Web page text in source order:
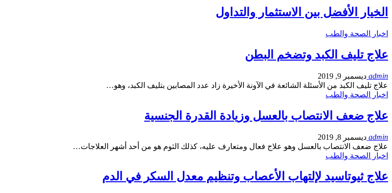
الخيار الأفضل بين الاستثمار والتداول
اخبار الصحة والطب
علاج تليف الكبد وتضخم البطن
admin ديسمبر 9, 2019
علاج تليف الكبد من الأسئلة الشائعة في الآونة الأخيرة زاد عدد المصابين بتليف الكبد، وهو…
اخبار الصحة والطب
علاج ضعف الانتصاب بالعسل وزيادة القدرة الجنسية
admin ديسمبر 8, 2019
علاج ضعف الانتصاب بالعسل وهو علاج فعال ومتعارف عليه، كذلك الثوم هو من أحد أشهر العلاجات…
اخبار الصحة والطب
علاج ثيوتاسيد لإلتهاب الأعصاب وتنظيم معدل السكر في الدم